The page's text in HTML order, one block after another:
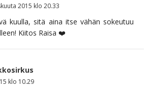
2015 klo 20.33
kuulla, sitä aina itse vähän sokeutuu
Kiitos Raisa ❤️
klo 10.29